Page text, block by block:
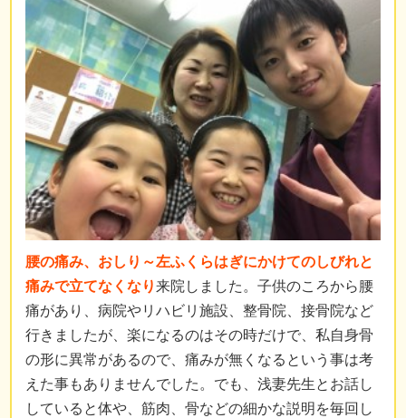
腰の痛み、おしり～左ふくらはぎにかけてのしびれと
痛みで立てなくなり来院しました。子供のころから腰
痛があり、病院やリハビリ施設、整骨院、接骨院など
行きましたが、楽になるのはその時だけで、私自身骨
の形に異常があるので、痛みが無くなるという事は考
えた事もありませんでした。でも、浅妻先生とお話し
していると体や、筋肉、骨などの細かな説明を毎回し